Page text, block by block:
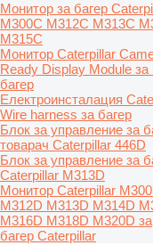
Монитор за багер
M300C M312C M313C
M315C
Монитор Caterpillar
Ready Display Module за
багер
Електроинсталация
Wire harness за багер
Блок за управление за
товарач Caterpillar 446D
Блок за управление за
Caterpillar M313D
Монитор Caterpillar
M312D M313D M314D
M316D M318D M320D за
багер Caterpillar